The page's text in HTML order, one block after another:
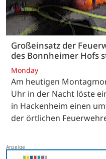
Großeinsatz der
des Bonnheimer Hofs
Monday
Am heutigen
Uhr in der Nacht löste
in Hackenheim einen
der örtlichen